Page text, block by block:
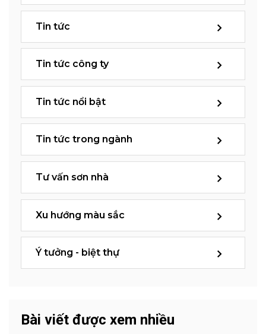
Tin tức
Tin tức công ty
Tin tức nổi bật
Tin tức trong ngành
Tư vấn sơn nhà
Xu hướng màu sắc
Ý tưởng - biệt thự
Bài viết được xem nhiều